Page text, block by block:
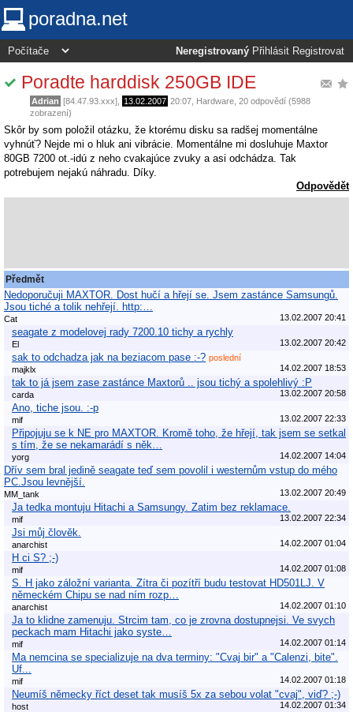
poradna.net
Neregistrovaný Přihlásit Registrovat
Poradte harddisk 250GB IDE
Adrian [84.47.93.xxx], 13.02.2007 20:07 Hardware , 20 odpovědí (5988
zobrazení)
Skôr by som položil otázku, že ktorému disku sa radšej momentálne
vyhnúť? Nejde mi o hluk ani vibrácie. Momentálne mi dosluhuje Maxtor
80GB 7200 ot.-idú z neho cvakajúce zvuky a asi odchádza. Tak
potrebujem nejakú náhradu. Díky.
Odpovědět
Předmět
Nedoporučuji MAXTOR. Dost hučí a hřejí se. Jsem zastánce Samsungů.
Jsou tiché a tolik nehřejí. http:…
Cat 13.02.2007 20:41
seagate z modelovej rady 7200.10 tichy a rychly
El 13.02.2007 20:42
sak to odchadza jak na beziacom pase :-? poslední
majklx
14.02.2007 18:53
tak to já jsem zase zastánce Maxtorů .. jsou tichý a spolehlivý :P
carda 13.02.2007 20:58
Ano, tiche jsou. :-p
mif 13.02.2007 22:33
Připojuju se k NE pro MAXTOR. Kromě toho, že hřejí, tak jsem se setkal
s tím, že se nekamarádí s něk…
yorg 14.02.2007 14:04
Dřív sem bral jedině seagate teď sem povolil i westernům vstup do mého
PC.Jsou levnější.
MM_tank 13.02.2007 20:49
Ja tedka montuju Hitachi a Samsungy. Zatim bez reklamace.
mif 13.02.2007 22:34
Jsi můj člověk.
anarchist 14.02.2007 01:04
H ci S? ;-)
mif 14.02.2007 01:08
S. H jako záložní varianta. Zítra či pozítří budu testovat HD501LJ. V
německém Chipu se nad ním rozp…
anarchist 14.02.2007 01:10
Ja to klidne zamenuju. Strcim tam, co je zrovna dostupnejsi. Ve svych
peckach mam Hitachi jako syste…
mif 14.02.2007 01:14
Ma nemcina se specializuje na dva terminy: "Cvaj bir" a "Calenzi, bite".
Uf...
mif 14.02.2007 01:18
Neumíš německy říct deset tak musíš 5x za sebou volat "cvaj", viď? ;-)
host 14.02.2007 01:34